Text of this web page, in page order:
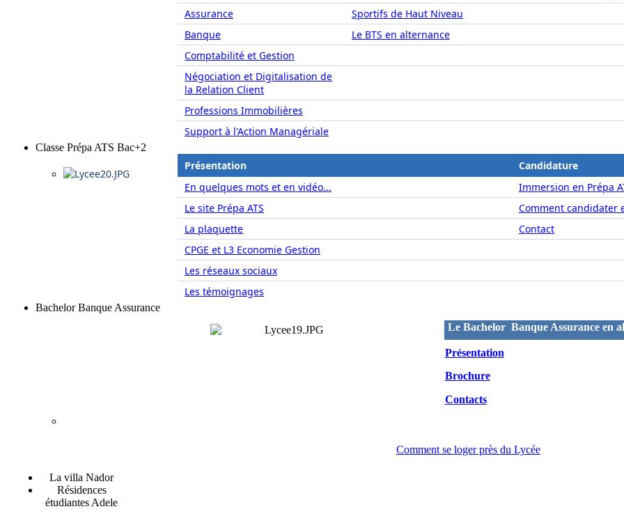
Assurance
Sportifs de Haut Niveau
Banque
Le BTS en alternance
Comptabilité et Gestion
Négociation et Digitalisation de
la Relation Client
Professions Immobilières
Support à l'Action Managériale
Classe Prépa ATS Bac+2
Présentation
Candidature
En quelques mots et en vidéo...
Immersion en Prépa
Le site Prépa ATS
Comment candidater
La plaquette
Contact
CPGE et L3 Economie Gestion
Les réseaux sociaux
Les témoignages
Bachelor Banque Assurance
Le Bachelor Banque Assurance en
Présentation
Brochure
Contacts
Comment se loger près du Lycée
La villa Nador
Résidences
étudiantes Adele